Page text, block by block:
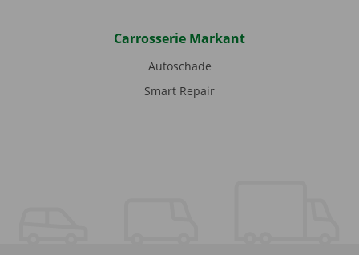
Carrosserie Markant
Autoschade
Smart Repair